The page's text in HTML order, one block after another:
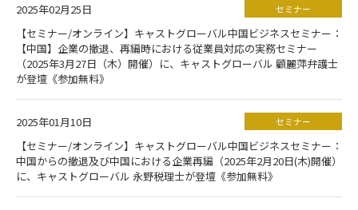
2025年02月25日 セミナー
【セミナー/オンライン】キャストグローバル中国ビジネスセミナー：
【中国】企業の撤退、再編時における従業員対応の実務セミナー
（2025年3月27日（木）開催）に、キャストグローバル 顧麗萍弁護士
が登壇《参加無料》
2025年01月10日 セミナー
【セミナー/オンライン】キャストグローバル中国ビジネスセミナー：
中国からの撤退及び中国における企業再編（2025年2月20日(木)開催）
に、キャストグローバル 永野税理士が登壇《参加無料》